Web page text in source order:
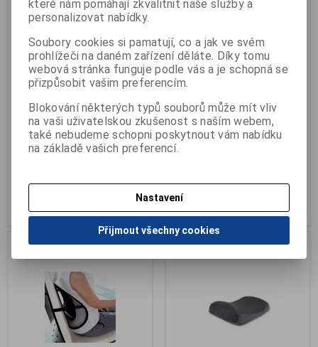
Opěradlo pod záda 5407
Katalogové číslo:R-5407
Termín dodání (dny):skladem
Počet na skladě:1 ks
- příslušenství k lůžkům
1 250 Kč
Výrobce: Mdh sp
Katalogové číslo:O-DRVF01
Termín dodání (dny):skladem
Počet na skladě:
1 160 Kč
Přidat do košíku
které nám pomáhají zkvalitnit naše služby a
personalizovat nabídky.
Soubory cookies si pamatují, co a jak ve svém
prohlížeči na daném zařízení děláte. Díky tomu
webová stránka funguje podle vás a je schopná se
přizpůsobit vašim preferencím.
Blokování některých typů souborů může mít vliv
na vaši uživatelskou zkušenost s naším webem,
také nebudeme schopni poskytnout vám nabídku
na základě vašich preferencí.
Nastavení
Přijmout všechny cookies